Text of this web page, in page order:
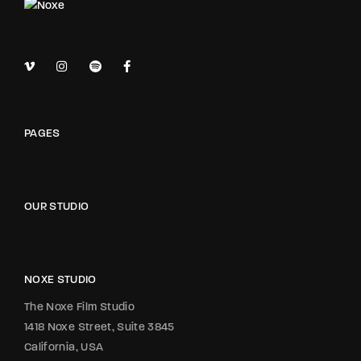
PAGES
OUR STUDIO
NOXE STUDIO
The Noxe Film Studio
1418 Noxe Street, Suite 3845
California, USA